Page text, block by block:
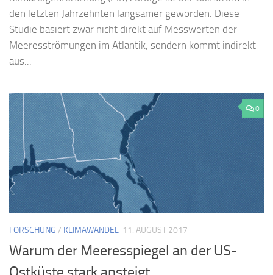
den letzten Jahrzehnten langsamer geworden. Diese
Studie basiert zwar nicht direkt auf Messwerten der
Meeresströmungen im Atlantik, sondern kommt indirekt
aus...
0
FORSCHUNG / KLIMAWANDEL 11. AUGUST 2017
Warum der Meeresspiegel an der US-